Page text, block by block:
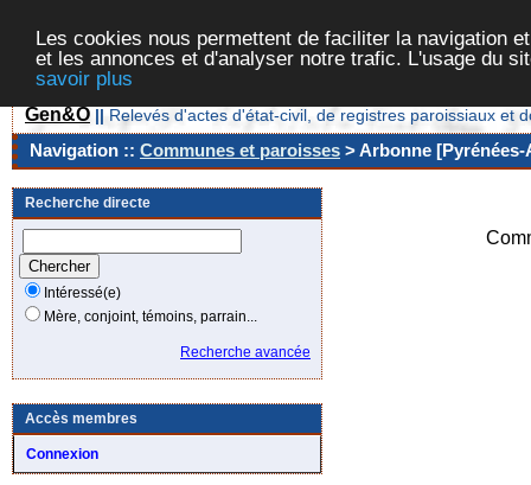
Les cookies nous permettent de faciliter la navigation
et les annonces et d'analyser notre trafic. L'usage du
savoir plus
Gen&O || Relevés d'actes d'état-civil, de registres paroissiaux et
Navigation :: Communes et paroisses > Arbonne
Recherche directe
Intéressé(e)
Mère, conjoint, témoins, parrain...
Recherche avancée
Accès membres
Connexion